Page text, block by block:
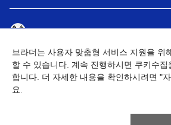
브라더는 사용자 맞춤형 서비스 지원을 위
할 수 있습니다. 계속 진행하시면 쿠키수
합니다. 더 자세한 내용을 확인하시려면 "
요.
개인정보처리방침 이용약관
개인정보취급방침 (Brother Industries, Ltd.)
©2026